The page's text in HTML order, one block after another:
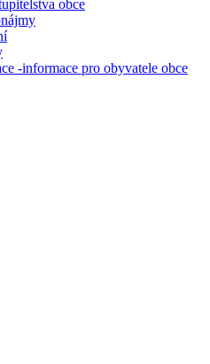
obce
-informace pro obyvatele obce